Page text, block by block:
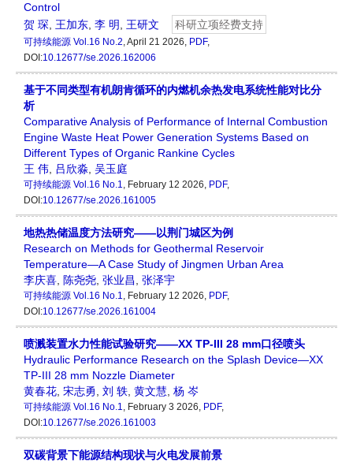
Control
贺 琛
王加东 李 明 王研文 科研立项经费支持
可持续能源 Vol.16 No.2, April 21 2026, PDF,
DOI:10.12677/se.2026.162006
基于不同类型有机朗肯循环的内燃机余热发电系统性能对比分
析
Comparative Analysis of Performance of Internal Combustion
Engine Waste Heat Power Generation Systems Based on
Different Types of Organic Rankine Cycles
王 伟
吕欣淼 吴玉庭
可持续能源 Vol.16 No.1, February 12 2026, PDF,
DOI:10.12677/se.2026.161005
地热热储温度方法研究——以荆门城区为例
Research on Methods for Geothermal Reservoir
Temperature—A Case Study of Jingmen Urban Area
李庆喜
陈尧尧 张业昌 张泽宇
可持续能源 Vol.16 No.1, February 12 2026, PDF,
DOI:10.12677/se.2026.161004
喷溅装置水力性能试验研究——XX TP-III 28 mm口径喷头
Hydraulic Performance Research on the Splash Device—XX
TP-III 28 mm Nozzle Diameter
黄春花 宋志勇 刘 轶 黄文慧 杨 岑
可持续能源 Vol.16 No.1, February 3 2026, PDF,
DOI:10.12677/se.2026.161003
双碳背景下能源结构现状与火电发展前景